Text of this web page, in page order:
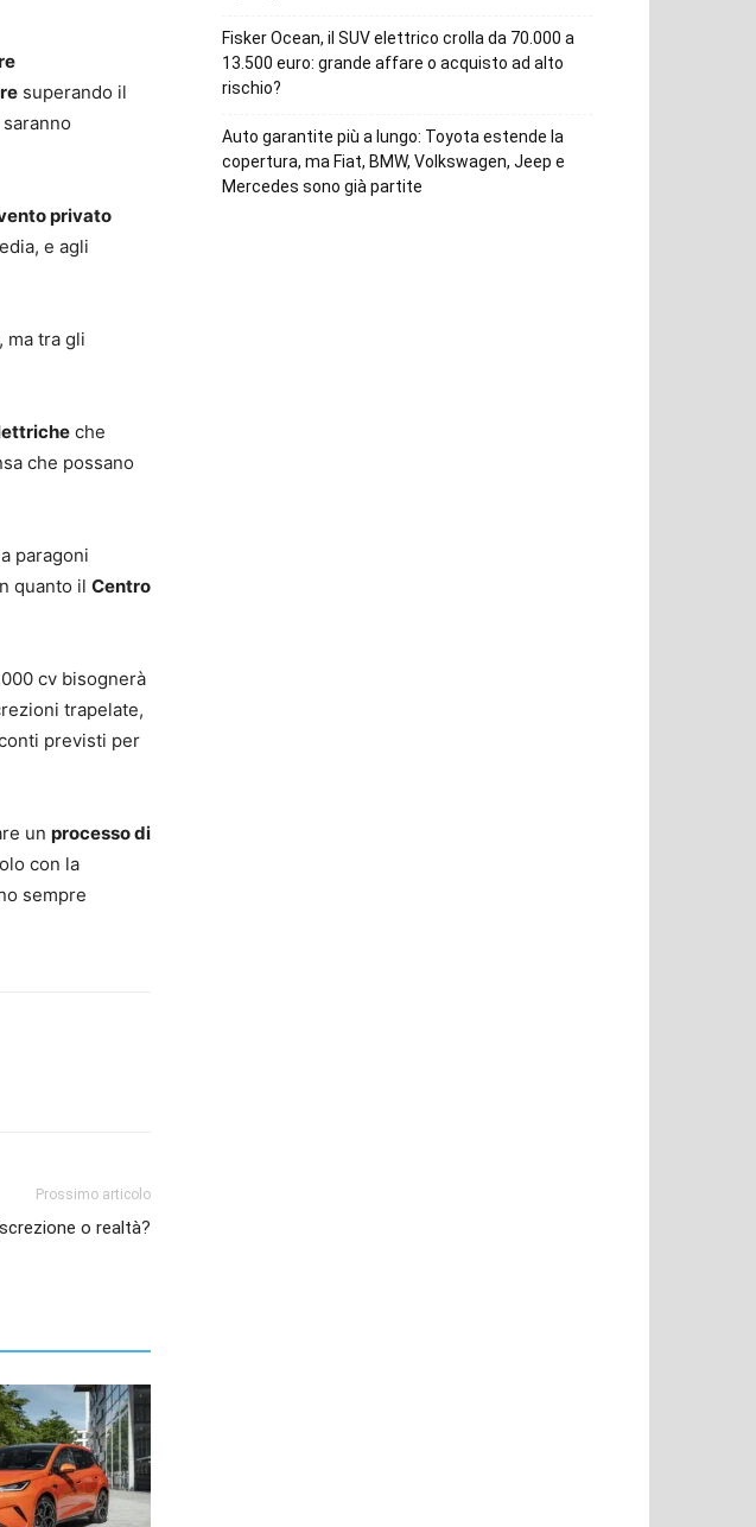
superando il
privato
e agli
ma tra gli
che
che possano
paragoni
quanto il Centro
cv bisognerà
trapelate,
previsti per
un processo di
con la
sempre
Prossimo articolo
o realtà?
Fisker Ocean, il SUV elettrico crolla da 70.000 a
13.500 euro: grande affare o acquisto ad alto
rischio?
Auto garantite più a lungo: Toyota estende la
copertura, ma Fiat, BMW, Volkswagen, Jeep e
Mercedes sono già partite